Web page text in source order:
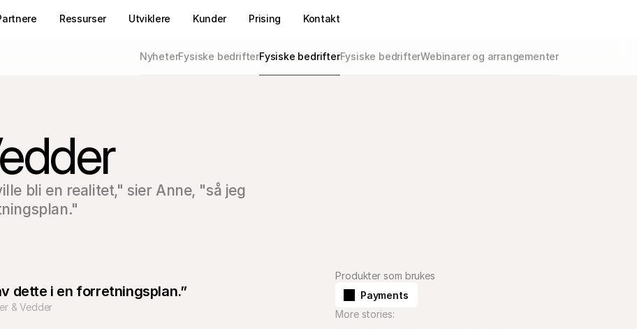
Ressurser Utviklere Kunder Prising Kontakt
NyheterFysiske bedrifterFysiske bedrifterFysiske bedrifterWebinarer og arrangementer
bli en realitet," sier Anne, "så jeg
dette i en forretningsplan.”
& Vedder
Produkter som brukes
Payments
More stories: